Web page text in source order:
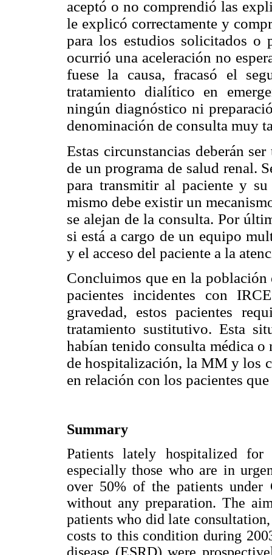
aceptó o no comprendió las
le explicó correctamente y
para los estudios solicitados o
ocurrió una aceleración no
fuese la causa, fracasó el
tratamiento dialítico en
ningún diagnóstico ni
denominación de consulta muy
Estas circunstancias deberán
de un programa de salud renal.
para transmitir al paciente y
mismo debe existir un
se alejan de la consulta. Por
si está a cargo de un equipo
y el acceso del paciente a la
Concluimos que en la
pacientes incidentes con
gravedad, estos pacientes
tratamiento sustitutivo. Esta
habían tenido consulta médica
de hospitalización, la MM y los
en relación con los pacientes
Summary
Patients lately hospitalized
especially those who are in
over 50% of the patients under
without any preparation. The
patients who did late
costs to this condition during
disease (ESRD) were